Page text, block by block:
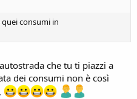
consumi in
che tu ti piazzi a
dei consumi non è così